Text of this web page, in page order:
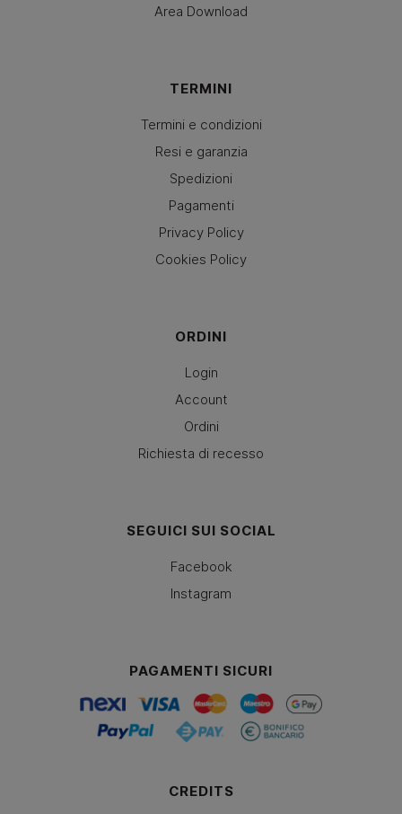
Area Download
TERMINI
Termini e condizioni
Resi e garanzia
Spedizioni
Pagamenti
Privacy Policy
Cookies Policy
ORDINI
Login
Account
Ordini
Richiesta di recesso
SEGUICI SUI SOCIAL
Facebook
Instagram
PAGAMENTI SICURI
CREDITS